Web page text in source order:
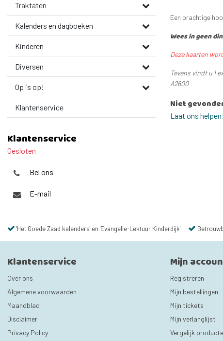
Traktaten
Kalenders en dagboeken
Kinderen
Diversen
Op is op!
Klantenservice
Klantenservice
Gesloten
Bel ons
E-mail
Een prachtige
Wees in geen
Deze kaarten
Tevens vindt u 1
A2600
Niet
Laat ons helpen!
'Het Goede Zaad kalenders' en 'Evangelie-Lektuur Kinderdijk'
Klantenservice
Over ons
Algemene voorwaarden
Maandblad
Disclaimer
Privacy Policy
Mijn
Registreren
Mijn bestellingen
Mijn tickets
Mijn verlanglijst
Vergelijk